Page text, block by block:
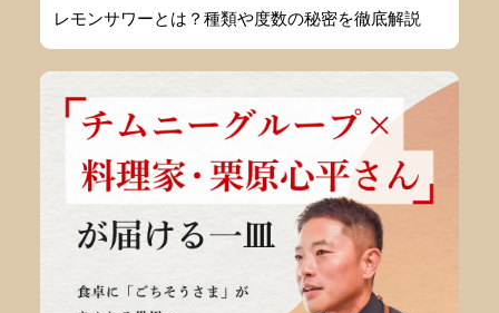
レモンサワーとは？種類や度数の秘密を徹底解説